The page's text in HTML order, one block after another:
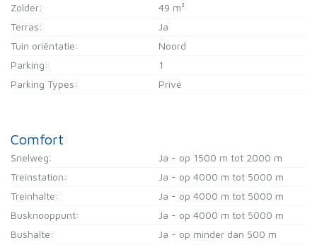
Zolder:
49 m²
Terras:
Ja
Tuin oriëntatie:
Noord
Parking:
1
Parking Types:
Privé
Comfort
Snelweg:
Ja - op 1500 m tot 2000 m
Treinstation:
Ja - op 4000 m tot 5000 m
Treinhalte:
Ja - op 4000 m tot 5000 m
Busknooppunt:
Ja - op 4000 m tot 5000 m
Bushalte:
Ja - op minder dan 500 m